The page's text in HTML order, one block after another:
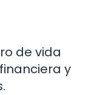
de vida
y